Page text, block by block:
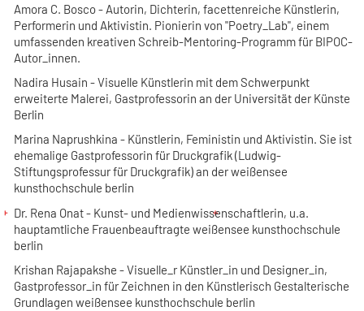
Amora C. Bosco - Autorin, Dichterin, facettenreiche Künstlerin,
Performerin und Aktivistin. Pionierin von "Poetry_Lab", einem
umfassenden kreativen Schreib-Mentoring-Programm für BIPOC-
Autor_innen.
Nadira Husain- Visuelle Künstlerin mit dem Schwerpunkt
erweiterte Malerei, Gastprofessorin an der Universität der Künste
Berlin
Marina Naprushkina- Künstlerin, Feministin und Aktivistin. Sie ist
ehemalige Gastprofessorin für Druckgrafik (Ludwig-
Stiftungsprofessur für Druckgrafik) an der weißensee
kunsthochschule berlin
Dr. Rena Onat- Kunst- und Medienwissenschaftlerin, u.a.
hauptamtliche Frauenbeauftragte weißensee kunsthochschule
berlin
Krishan Rajapakshe - Visuelle_r Künstler_in und Designer_in,
Gastprofessor_in für Zeichnen in den Künstlerisch Gestalterische
Grundlagen weißensee kunsthochschule berlin